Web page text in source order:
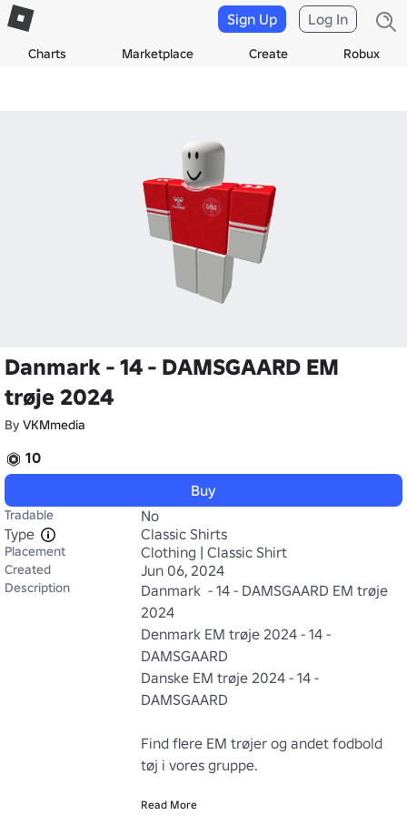
Charts Marketplace Create Robux
Sign Up Log In
Danmark - 14 - DAMSGAARD EM
trøje 2024
By VKMmedia
10
Buy
Tradable
No
Type
Classic Shirts
Placement Clothing | Classic Shirt
Created Jun 06, 2024
Description
Danmark  - 14 - DAMSGAARD EM trøje
2024
Denmark EM trøje 2024 - 14 -
DAMSGAARD
Danske EM trøje 2024 - 14 -
DAMSGAARD
Find flere EM trøjer og andet fodbold
tøj i vores gruppe.
Read More